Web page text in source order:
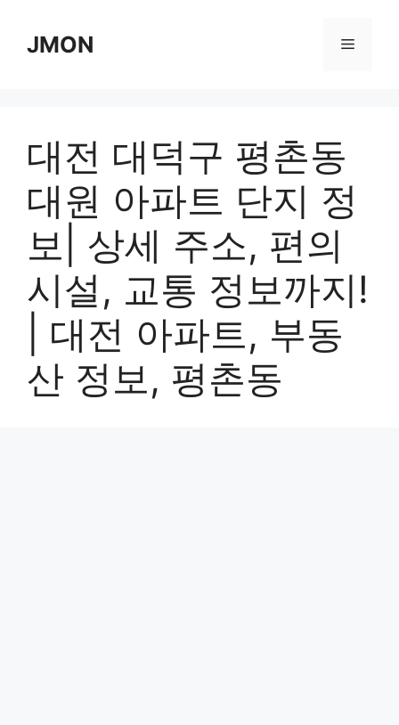
contentJMON Menu
대전 대덕구 평촌동
대원 아파트 단지 정
보| 상세 주소, 편의
시설, 교통 정보까지!
| 대전 아파트, 부동
산 정보, 평촌동